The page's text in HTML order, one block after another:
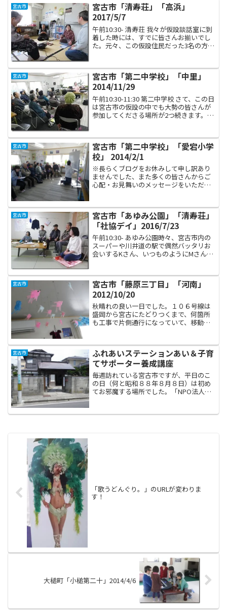
宮古市
宮古市「清寿荘」「高浜」
2017/5/7
午前10:30- 清寿荘 我々が仮設談話室に到
着した時には、すでに皆さんお揃いでし
た。元々、この仮設住民だった3名の方
て、仲良く世間話に花を咲かせておりま
したよ。 「そ...
宮古市
宮古市「第二中学校」「中里」
2014/11/29
午前10:30-11:30 第二中学校 さて、この日
は宮古市の仮設の中でも大勢の皆さんが
参加してくださる場所が2つ続きます。ま
つもいただく美味しいコーヒーもありが
とうご...
宮古市
宮古市「第二中学校」「愛宕小学
校」 2014/2/1
※長らくブログをお休みして申し訳あり
ませんでした、また多くの皆さんからご
心配・お見舞いのメッセージをいただき
った帯状疱疹の再発だったのですが、疲
労の蓄積もあったのかだい...
宮古市
宮古市「あゆみ公園」「清寿荘」
「社協デイ」2016/7/23
午前10:30- あゆみ公園時々、宮古市内の
スーパーや川井道の駅で偶然バッタリお
会いするKさん、いつものようにMさんを
緒です。我々の予想より、ずいぶんと賑
やかな1時間と...
宮古市
宮古市「藤原三丁目」「河南」
2012/10/20
秋晴れの良い一日でした。１０６号線は
盛岡から宮古にたどりつくまで、何箇所
も工事で片側通行になっていて、移動時
ました。午前 10:30-11:30 藤原三丁目到着
直後、駐...
宮古市
ふれあいステーションあい＆子育
てサポーター養成講座
毎週訪れている宮古市ですが、平日のこ
の日（何と昭和８８年８月８日）は初め
てお邪魔する場所でした。「NPO法人ふ
鍬ヶ崎仮設までわざわざ足を運んでくだ
「歌うどんぐり。」のURLが変わりま
す！
大槌町「小槌第二十」2014/4/6